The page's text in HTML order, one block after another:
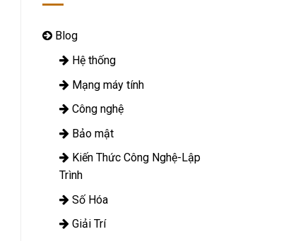
Blog
Hệ thống
Mạng máy tính
Công nghệ
Bảo mật
Kiến Thức Công Nghệ-Lập
Trình
Số Hóa
Giải Trí